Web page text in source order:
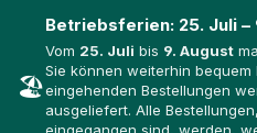
🏖️
Betriebsferien: 25. Juli
Vom 25. Juli bis 9. August
Sie können weiterhin
eingehenden Bestellungen
ausgeliefert. Alle